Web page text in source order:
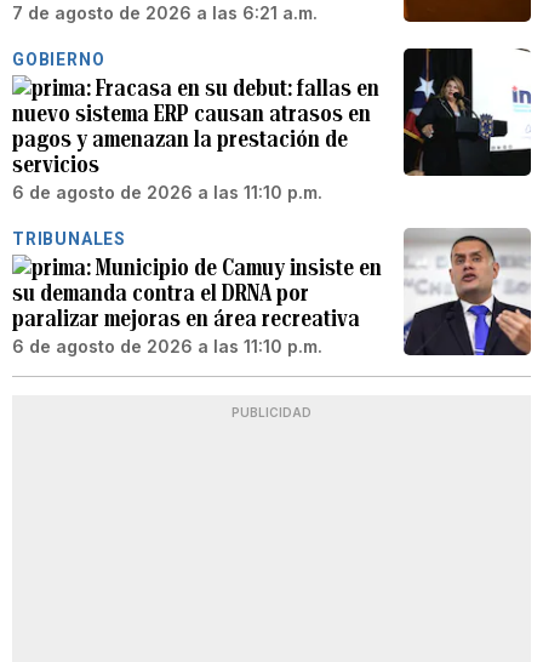
7 de agosto de 2026 a las 6:21 a.m.
GOBIERNO
Fracasa en su debut: fallas en
nuevo sistema ERP causan atrasos en
pagos y amenazan la prestación de
servicios
6 de agosto de 2026 a las 11:10 p.m.
TRIBUNALES
Municipio de Camuy insiste en
su demanda contra el DRNA por
paralizar mejoras en área recreativa
6 de agosto de 2026 a las 11:10 p.m.
PUBLICIDAD